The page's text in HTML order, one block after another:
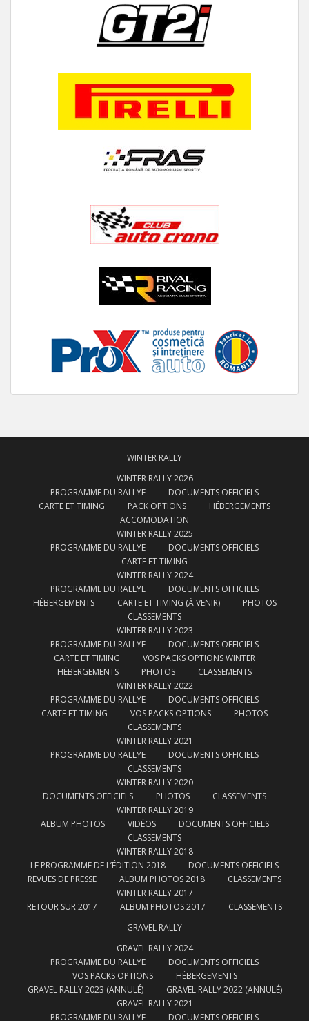
WINTER RALLY
WINTER RALLY 2026
PROGRAMME DU RALLYE
DOCUMENTS OFFICIELS
CARTE ET TIMING
PACK OPTIONS
HÉBERGEMENTS
ACCOMODATION
WINTER RALLY 2025
PROGRAMME DU RALLYE
DOCUMENTS OFFICIELS
CARTE ET TIMING
WINTER RALLY 2024
PROGRAMME DU RALLYE
DOCUMENTS OFFICIELS
HÉBERGEMENTS
CARTE ET TIMING (À VENIR)
PHOTOS
CLASSEMENTS
WINTER RALLY 2023
PROGRAMME DU RALLYE
DOCUMENTS OFFICIELS
CARTE ET TIMING
VOS PACKS OPTIONS WINTER
HÉBERGEMENTS
PHOTOS
CLASSEMENTS
WINTER RALLY 2022
PROGRAMME DU RALLYE
DOCUMENTS OFFICIELS
CARTE ET TIMING
VOS PACKS OPTIONS
PHOTOS
CLASSEMENTS
WINTER RALLY 2021
PROGRAMME DU RALLYE
DOCUMENTS OFFICIELS
CLASSEMENTS
WINTER RALLY 2020
DOCUMENTS OFFICIELS
PHOTOS
CLASSEMENTS
WINTER RALLY 2019
ALBUM PHOTOS
VIDÉOS
DOCUMENTS OFFICIELS
CLASSEMENTS
WINTER RALLY 2018
LE PROGRAMME DE L’ÉDITION 2018
DOCUMENTS OFFICIELS
REVUES DE PRESSE
ALBUM PHOTOS 2018
CLASSEMENTS
WINTER RALLY 2017
RETOUR SUR 2017
ALBUM PHOTOS 2017
CLASSEMENTS
GRAVEL RALLY
GRAVEL RALLY 2024
PROGRAMME DU RALLYE
DOCUMENTS OFFICIELS
VOS PACKS OPTIONS
HÉBERGEMENTS
GRAVEL RALLY 2023 (ANNULÉ)
GRAVEL RALLY 2022 (ANNULÉ)
GRAVEL RALLY 2021
PROGRAMME DU RALLYE
DOCUMENTS OFFICIELS